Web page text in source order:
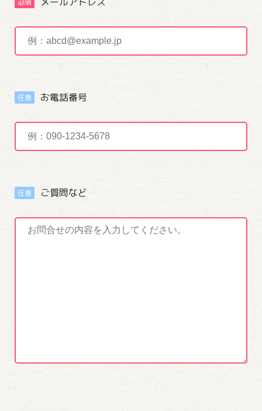
必須
任意 お電話番号
任意 ご質問など